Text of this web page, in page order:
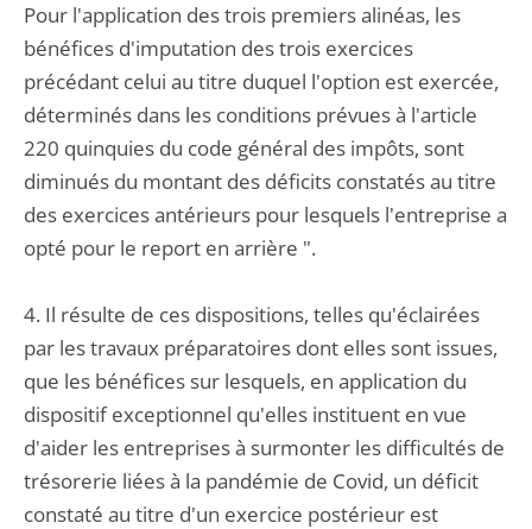
Pour l'application des trois premiers alinéas, les
bénéfices d'imputation des trois exercices
précédant celui au titre duquel l'option est exercée,
déterminés dans les conditions prévues à l'article
220 quinquies du code général des impôts, sont
diminués du montant des déficits constatés au titre
des exercices antérieurs pour lesquels l'entreprise a
opté pour le report en arrière ".
4. Il résulte de ces dispositions, telles qu'éclairées
par les travaux préparatoires dont elles sont issues,
que les bénéfices sur lesquels, en application du
dispositif exceptionnel qu'elles instituent en vue
d'aider les entreprises à surmonter les difficultés de
trésorerie liées à la pandémie de Covid, un déficit
constaté au titre d'un exercice postérieur est